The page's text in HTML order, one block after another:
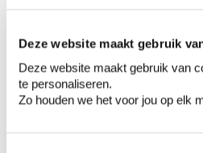
Deze website maakt gebruik
Deze website maakt gebruik van
te personaliseren.
Zo houden we het voor jou op elk
Afhalen in de winkel
Productomschrijving